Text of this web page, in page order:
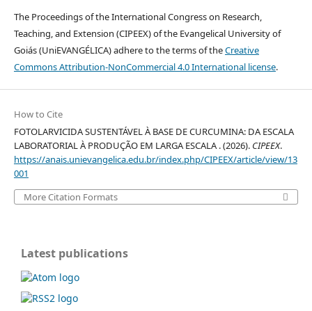
The Proceedings of the International Congress on Research,
Teaching, and Extension (CIPEEX) of the Evangelical University of
Goiás (UniEVANGÉLICA) adhere to the terms of theCreative
Commons Attribution-NonCommercial 4.0 International license.
How to Cite
FOTOLARVICIDA SUSTENTÁVEL À BASE DE CURCUMINA: DA ESCALA
LABORATORIAL À PRODUÇÃO EM LARGA ESCALA . (2026). CIPEEX.
https://anais.unievangelica.edu.br/index.php/CIPEEX/article/view/13
001
More Citation Formats
Latest publications